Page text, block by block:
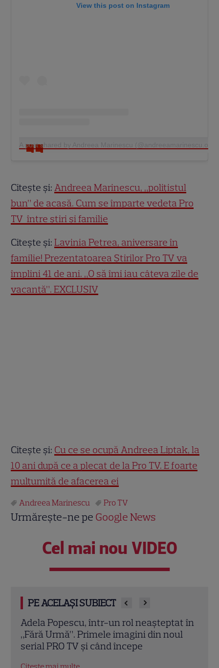
View this post on Instagram
A post shared by Andreea Marinescu
Citește și: Andreea Marinescu, „polițistul
bun” de acasă. Cum se împarte vedeta Pro
TV între știri și familie
Citește și:Lavinia Petrea, aniversare în
familie! Prezentatoarea Știrilor Pro TV va
împlini 41 de ani. „O să îmi iau câteva zile de
vacanță”. EXCLUSIV
Citește și: Cu ce se ocupă Andreea Liptak, la
10 ani după ce a plecat de la Pro TV. E foarte
mulțumită de afacerea ei
Andreea Marinescu Pro TV
Urmărește-ne pe Google News
Cel mai nou VIDEO
PE ACELAȘI SUBIECT
Grila TV de toamnă 2026: toate
premierele confirmate la Pro TV și
Antena 1. Ce show-uri și seriale revin din